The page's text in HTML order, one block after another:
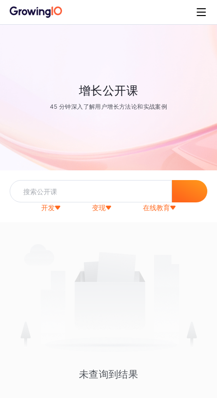
增长公开课
45 分钟深入了解用户增长方法论和实战案例
开发 变现 在线教育
未查询到结果